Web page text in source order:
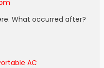
What occurred after?
AC